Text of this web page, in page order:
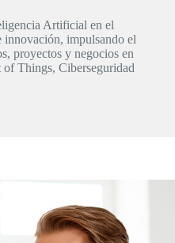
Artificial en el
innovación, impulsando el
proyectos y negocios en
Things, Ciberseguridad